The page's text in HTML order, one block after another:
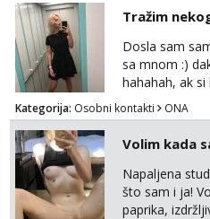
Tražim
Dosla sam
sa mnom :)
hahahah, ak
razmislit za
tamo, cekam
Kategorija: Osobni kontakti ONA
Volim kada
Napaljena
što sam i ja!
paprika,